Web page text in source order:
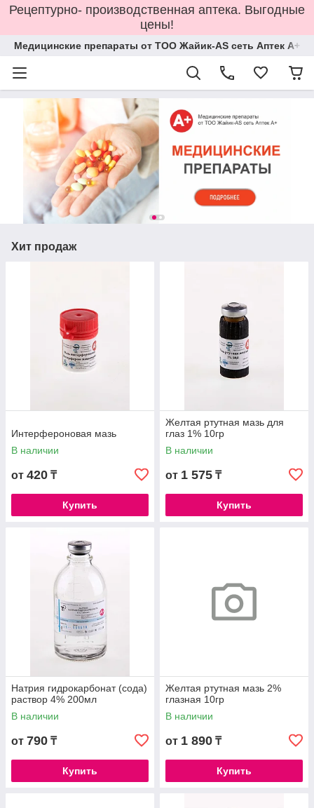
Рецептурно- производственная аптека. Выгодные
цены!
Медицинские препараты от ТОО Жайик-AS сеть Аптек А+
Хит продаж
Интерфероновая мазь
В наличии
от 420 ₸
Купить
Желтая ртутная мазь для
глаз 1% 10гр
В наличии
от 1 575 ₸
Купить
Натрия гидрокарбонат (сода)
раствор 4% 200мл
В наличии
от 790 ₸
Купить
Желтая ртутная мазь 2%
глазная 10гр
В наличии
от 1 890 ₸
Купить